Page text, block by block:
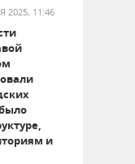
11:46
и